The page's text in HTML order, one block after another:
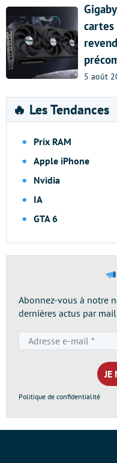
cartes
5 août
🔥 Les Tendances
Prix RAM
Apple iPhone
Nvidia
IA
GTA 6
Abonnez-vous à notre
dernières actus par
Politique de confidentialité